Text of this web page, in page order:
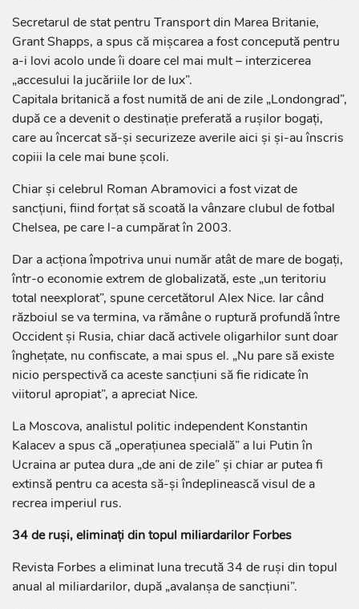
Secretarul de stat pentru Transport din Marea Britanie,
Grant Shapps, a spus că mișcarea a fost concepută pentru
a-i lovi acolo unde îi doare cel mai mult – interzicerea
„accesului la jucăriile lor de lux”.
Capitala britanică a fost numită de ani de zile „Londongrad”,
după ce a devenit o destinație preferată a rușilor bogați,
care au încercat să-și securizeze averile aici și și-au înscris
copiii la cele mai bune școli.
Chiar și celebrul Roman Abramovici a fost vizat de
sancțiuni, fiind forțat să scoată la vânzare clubul de fotbal
Chelsea, pe care l-a cumpărat în 2003.
Dar a acționa împotriva unui număr atât de mare de bogați,
într-o economie extrem de globalizată, este „un teritoriu
total neexplorat”, spune cercetătorul Alex Nice. Iar când
războiul se va termina, va rămâne o ruptură profundă între
Occident și Rusia, chiar dacă activele oligarhilor sunt doar
înghețate, nu confiscate, a mai spus el. „Nu pare să existe
nicio perspectivă ca aceste sancțiuni să fie ridicate în
viitorul apropiat”, a apreciat Nice.
La Moscova, analistul politic independent Konstantin
Kalacev a spus că „operațiunea specială” a lui Putin în
Ucraina ar putea dura „de ani de zile” și chiar ar putea fi
extinsă pentru ca acesta să-și îndeplinească visul de a
recrea imperiul rus.
34 de ruși, eliminați din topul miliardarilor Forbes
Revista Forbes a eliminat luna trecută 34 de ruși din topul
anual al miliardarilor, după „avalanșa de sancțiuni”.